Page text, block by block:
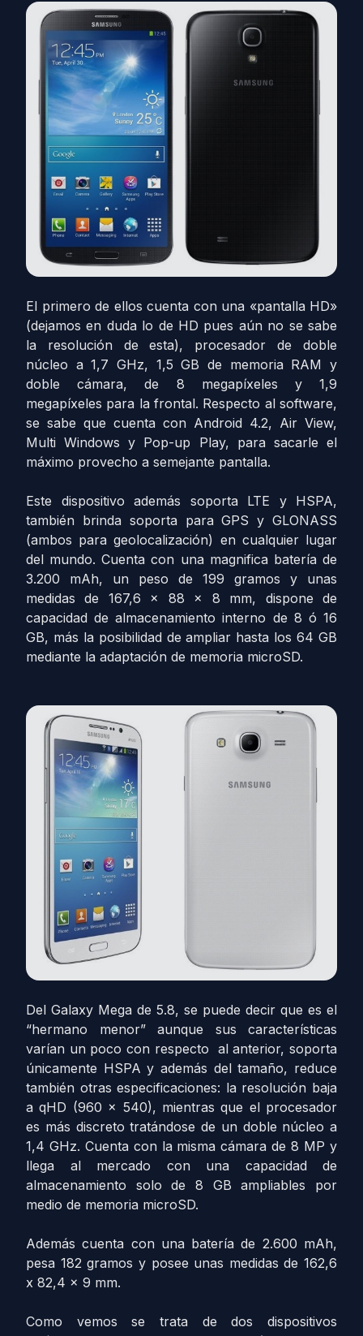
El primero de ellos cuenta con una «pantalla HD»
(dejamos en duda lo de HD pues aún no se sabe
la resolución de esta), procesador de doble
núcleo a 1,7 GHz, 1,5 GB de memoria RAM y
doble cámara, de 8 megapíxeles y 1,9
megapíxeles para la frontal. Respecto al software,
se sabe que cuenta con Android 4.2, Air View,
Multi Windows y Pop-up Play, para sacarle el
máximo provecho a semejante pantalla.
Este dispositivo además soporta LTE y HSPA,
también brinda soporta para GPS y GLONASS
(ambos para geolocalización) en cualquier lugar
del mundo. Cuenta con una magnifica batería de
3.200 mAh, un peso de 199 gramos y unas
medidas de 167,6 x 88 x 8 mm, dispone de
capacidad de almacenamiento interno de 8 ó 16
GB, más la posibilidad de ampliar hasta los 64 GB
mediante la adaptación de memoria microSD.
Del Galaxy Mega de 5.8, se puede decir que es el
“hermano menor” aunque sus características
varían un poco con respecto al anterior, soporta
únicamente HSPA y además del tamaño, reduce
también otras especificaciones: la resolución baja
a qHD (960 x 540), mientras que el procesador
es más discreto tratándose de un doble núcleo a
1,4 GHz. Cuenta con la misma cámara de 8 MP y
llega al mercado con una capacidad de
almacenamiento solo de 8 GB ampliables por
medio de memoria microSD.
Además cuenta con una batería de 2.600 mAh,
pesa 182 gramos y posee unas medidas de 162,6
x 82,4 x 9 mm.
Como vemos se trata de dos dispositivos